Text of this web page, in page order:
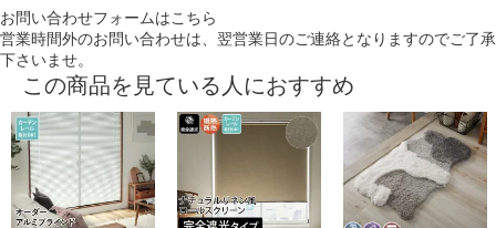
お問い合わせフォームはこちら
営業時間外のお問い合わせは、翌営業日のご連絡となりますのでご了承
下さいませ。
この商品を見ている人におすすめ